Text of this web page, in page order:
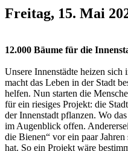
Freitag, 15. Mai
12.000 Bäume für die
Unsere Innenstädte heizen
macht das Leben in der Stadt
helfen. Nun starten die
für ein riesiges Projekt: die
der Innenstadt pflanzen. Wo
im Augenblick offen.
die Bienen“ vor ein paar
hat. So ein Projekt wäre